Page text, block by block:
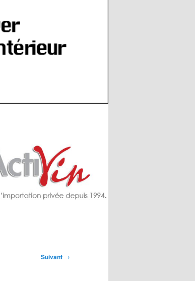
Suivant →